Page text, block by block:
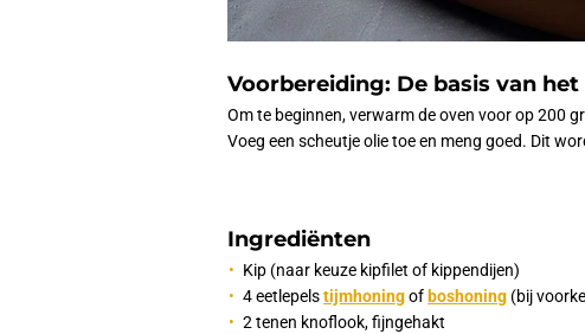
Voorbereiding: De basis van
Om te beginnen, verwarm de oven voor op 200
Voeg een scheutje olie toe en meng goed. Dit
Ingrediënten
Kip (naar keuze kipfilet of kippendijen)
4 eetlepelstijmhoningof boshoning (bij
2 tenen knoflook, fijngehakt